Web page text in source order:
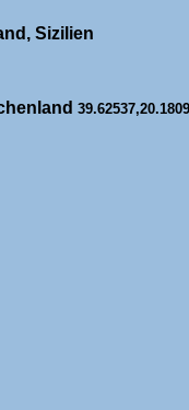
Sizilien